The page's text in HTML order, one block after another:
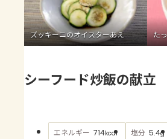
よくあるお問い合わせ
お買い物
AJINOMOTO PARK とは
ズッキーニのオイスターあえ た
シーフード炒飯の献立
エネルギー 714kcal 塩分 5.4g